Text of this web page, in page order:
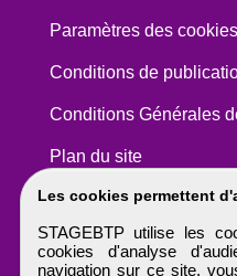
Les cookies permettent
STAGEBTP utilise les
cookies d'analyse
navigation sur ce site,
Paramètres des cookies
Conditions de
Conditions Générales
Plan du site